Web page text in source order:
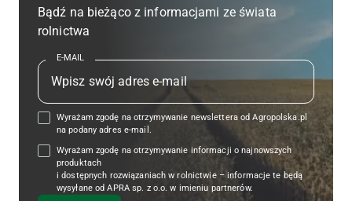
Bądź na bieżąco z informacjami ze świata
rolnictwa
E-MAIL
Wyrażam zgodę na otrzymywanie newslettera od Agropolska.pl
na podany adres e-mail.
Wyrażam zgodę na otrzymywanie informacji o najnowszych
produktach
i dostępnych rozwiązaniach w rolnictwie – informacje te będą
wysyłane od APRA sp. z o.o. w imieniu partnerów.